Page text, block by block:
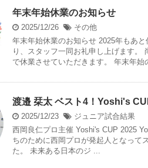
年末年始休業のお知らせ
2025/12/26
その他
年末年始休業のお知らせ 2025年もあ
り、スタッフ一同お礼申し上げます。
で休業させていただきます。 年末年始
渡邉 栞太 ベスト4！Yoshi's
2025/12/23
ジュニア試合結果
西岡良仁プロ主催 Yoshi's CUP 2025
ちのために西岡プロが発起人となって
た。 未来ある日本のジ ...